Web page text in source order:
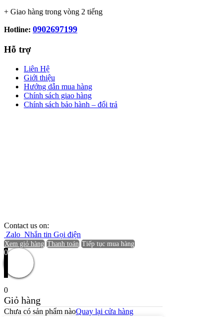
+ Giao hàng trong vòng 2 tiếng
Hotline: 0902697199
Hỗ trợ
Liên Hệ
Giới thiệu
Hướng dẫn mua hàng
Chính sách giao hàng
Chính sách bảo hành – đổi trả
Contact us on:
Zalo Nhắn tin Gọi điện
Xem giỏ hàng Thanh toán Tiếp tục mua hàng
0
0
Giỏ hàng
Chưa có sản phẩm nàoQuay lại cửa hàng